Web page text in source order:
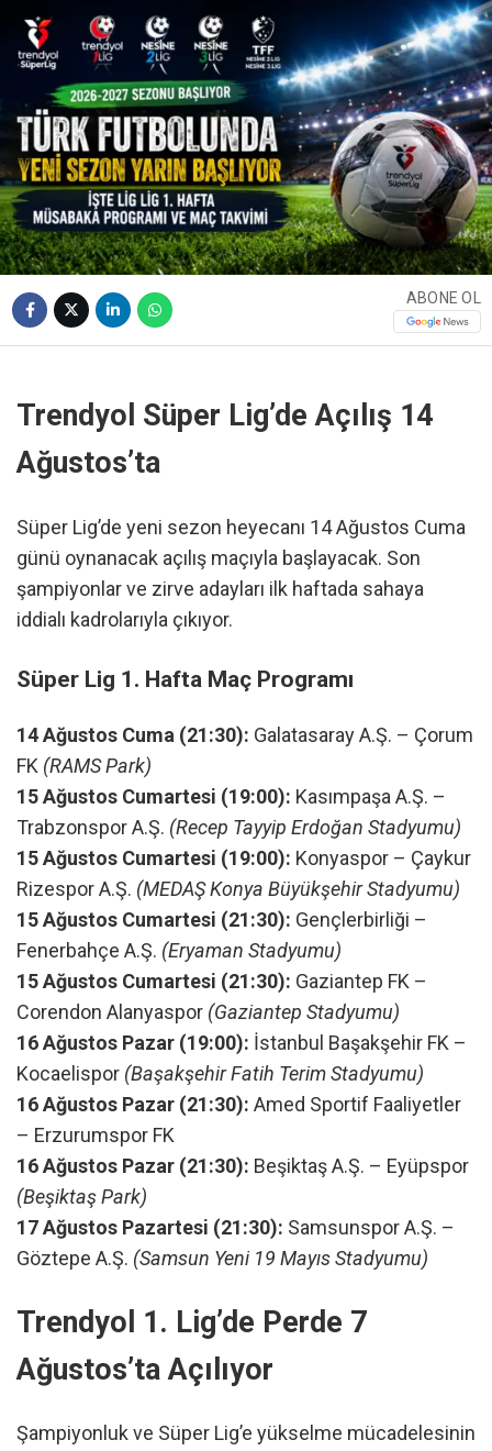
ABONE OL
Trendyol Süper Lig’de Açılış 14
Ağustos’ta
Süper Lig’de yeni sezon heyecanı 14 Ağustos Cuma
günü oynanacak açılış maçıyla başlayacak. Son
şampiyonlar ve zirve adayları ilk haftada sahaya
iddialı kadrolarıyla çıkıyor.
Süper Lig 1. Hafta Maç Programı
14 Ağustos Cuma (21:30): Galatasaray A.Ş. – Çorum
FK (RAMS Park)
15 Ağustos Cumartesi (19:00): Kasımpaşa A.Ş. –
Trabzonspor A.Ş. (Recep Tayyip Erdoğan Stadyumu)
15 Ağustos Cumartesi (19:00): Konyaspor – Çaykur
Rizespor A.Ş. (MEDAŞ Konya Büyükşehir Stadyumu)
15 Ağustos Cumartesi (21:30): Gençlerbirliği –
Fenerbahçe A.Ş. (Eryaman Stadyumu)
15 Ağustos Cumartesi (21:30): Gaziantep FK –
Corendon Alanyaspor (Gaziantep Stadyumu)
16 Ağustos Pazar (19:00): İstanbul Başakşehir FK –
Kocaelispor (Başakşehir Fatih Terim Stadyumu)
16 Ağustos Pazar (21:30): Amed Sportif Faaliyetler
– Erzurumspor FK
16 Ağustos Pazar (21:30):
(Beşiktaş Park)
17 Ağustos Pazartesi (21:30): Samsunspor A.Ş. –
Göztepe A.Ş. (Samsun Yeni 19 Mayıs Stadyumu)
Trendyol 1. Lig’de Perde 7
Ağustos’ta Açılıyor
Şampiyonluk ve Süper Lig’e yükselme mücadelesinin